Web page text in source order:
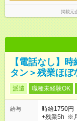
掲載元
【電話なし】
タン＞残業ほ
派遣 職種未経験OK
給与
時給1750円
+残業5h ※